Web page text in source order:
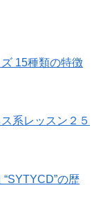
15種類の特徴
系レッスン２５
の歴